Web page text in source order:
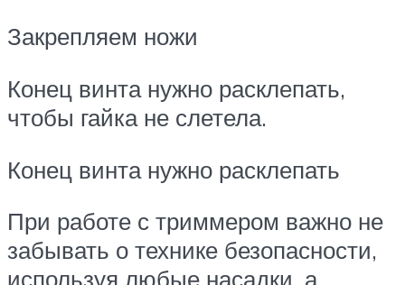
Закрепляем ножи
Конец винта нужно расклепать,
чтобы гайка не слетела.
Конец винта нужно расклепать
При работе с триммером важно не
забывать о технике безопасности,
используя любые насадки, а